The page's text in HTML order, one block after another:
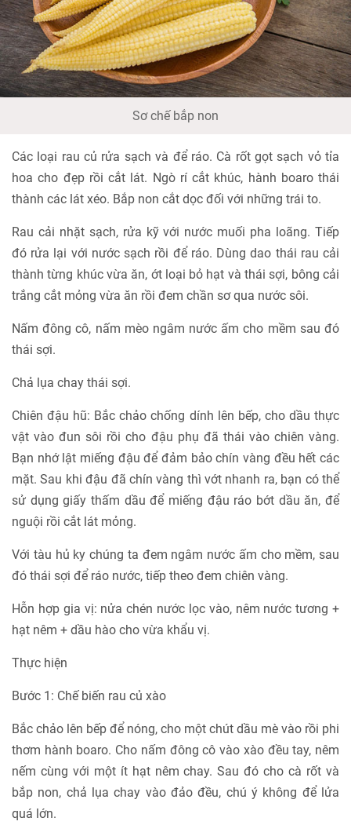
Sơ chế bắp non
Các loại rau củ rửa sạch và để ráo. Cà rốt gọt sạch vỏ tỉa
hoa cho đẹp rồi cắt lát. Ngò rí cắt khúc, hành boaro thái
thành các lát xéo. Bắp non cắt dọc đối với những trái to.
Rau cải nhặt sạch, rửa kỹ với nước muối pha loãng. Tiếp
đó rửa lại với nước sạch rồi để ráo. Dùng dao thái rau cải
thành từng khúc vừa ăn, ớt loại bỏ hạt và thái sợi, bông cải
trắng cắt mỏng vừa ăn rồi đem chần sơ qua nước sôi.
Nấm đông cô, nấm mèo ngâm nước ấm cho mềm sau đó
thái sợi.
Chả lụa chay thái sợi.
Chiên đậu hũ: Bắc chảo chống dính lên bếp, cho dầu thực
vật vào đun sôi rồi cho đậu phụ đã thái vào chiên vàng.
Bạn nhớ lật miếng đậu để đảm bảo chín vàng đều hết các
mặt. Sau khi đậu đã chín vàng thì vớt nhanh ra, bạn có thể
sử dụng giấy thấm dầu để miếng đậu ráo bớt dầu ăn, để
nguội rồi cắt lát mỏng.
Với tàu hủ ky chúng ta đem ngâm nước ấm cho mềm, sau
đó thái sợi để ráo nước, tiếp theo đem chiên vàng.
Hỗn hợp gia vị: nửa chén nước lọc vào, nêm nước tương +
hạt nêm + dầu hào cho vừa khẩu vị.
Thực hiện
Bước 1: Chế biến rau củ xào
Bắc chảo lên bếp để nóng, cho một chút dầu mè vào rồi phi
thơm hành boaro. Cho nấm đông cô vào xào đều tay, nêm
nếm cùng với một ít hạt nêm chay. Sau đó cho cà rốt và
bắp non, chả lụa chay vào đảo đều, chú ý không để lửa
quá lớn.